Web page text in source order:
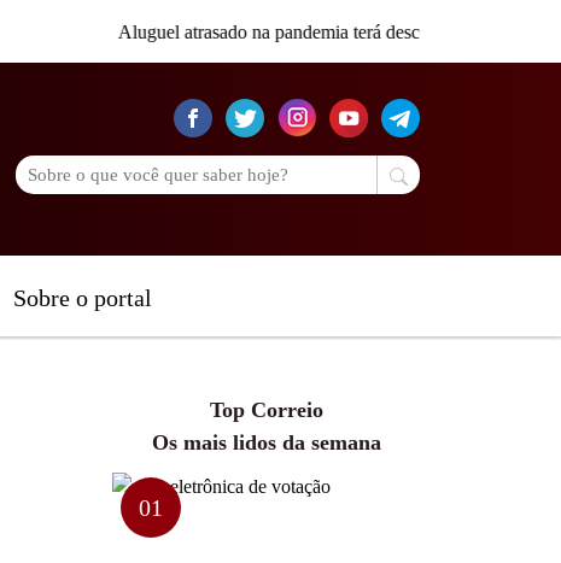
Aluguel atrasado na pandemia terá desconto de 50%
Sobre o portal
Top Correio
Os mais lidos da semana
01